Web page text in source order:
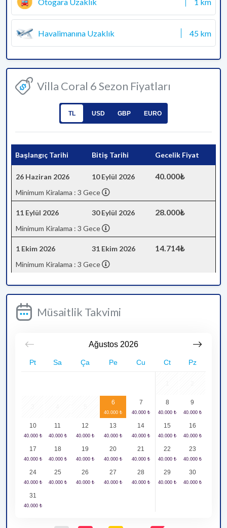
Havalimanına Uzaklık 45 km
Villa Coral 6 Sezon Fiyatları
TL USD GBP EURO
Başlangıç Tarihi Bitiş Tarihi Gecelik Fiyat
26 Haziran 2026 10 Eylül 2026 40.000₺
Minimum Kiralama : 3 Gece
11 Eylül 2026 30 Eylül 2026 28.000₺
Minimum Kiralama : 3 Gece
1 Ekim 2026 31 Ekim 2026 14.714₺
Minimum Kiralama : 3 Gece
Müsaitlik Takvimi
Ağustos 2026
Pt Sa Ça Pe Cu Ct Pz
6 7 8 9
10 11 12 13 14 15 16
17 18 19 20 21 22 23
24 25 26 27 28 29 30
31